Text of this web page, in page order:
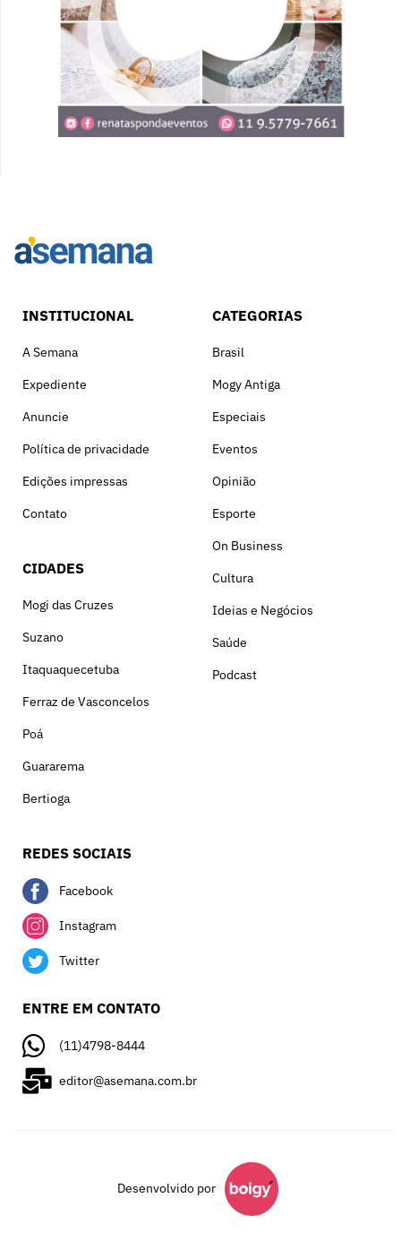
INSTITUCIONAL
A Semana
Expediente
Anuncie
Política de privacidade
Edições impressas
Contato
CIDADES
Mogi das Cruzes
Suzano
Itaquaquecetuba
Ferraz de Vasconcelos
Poá
Guararema
Bertioga
CATEGORIAS
Brasil
Mogy Antiga
Especiais
Eventos
Opinião
Esporte
On Business
Cultura
Ideias e Negócios
Saúde
Podcast
REDES SOCIAIS
Facebook
Instagram
Twitter
ENTRE EM CONTATO
(11)4798-8444
editor@asemana.com.br
Desenvolvido por